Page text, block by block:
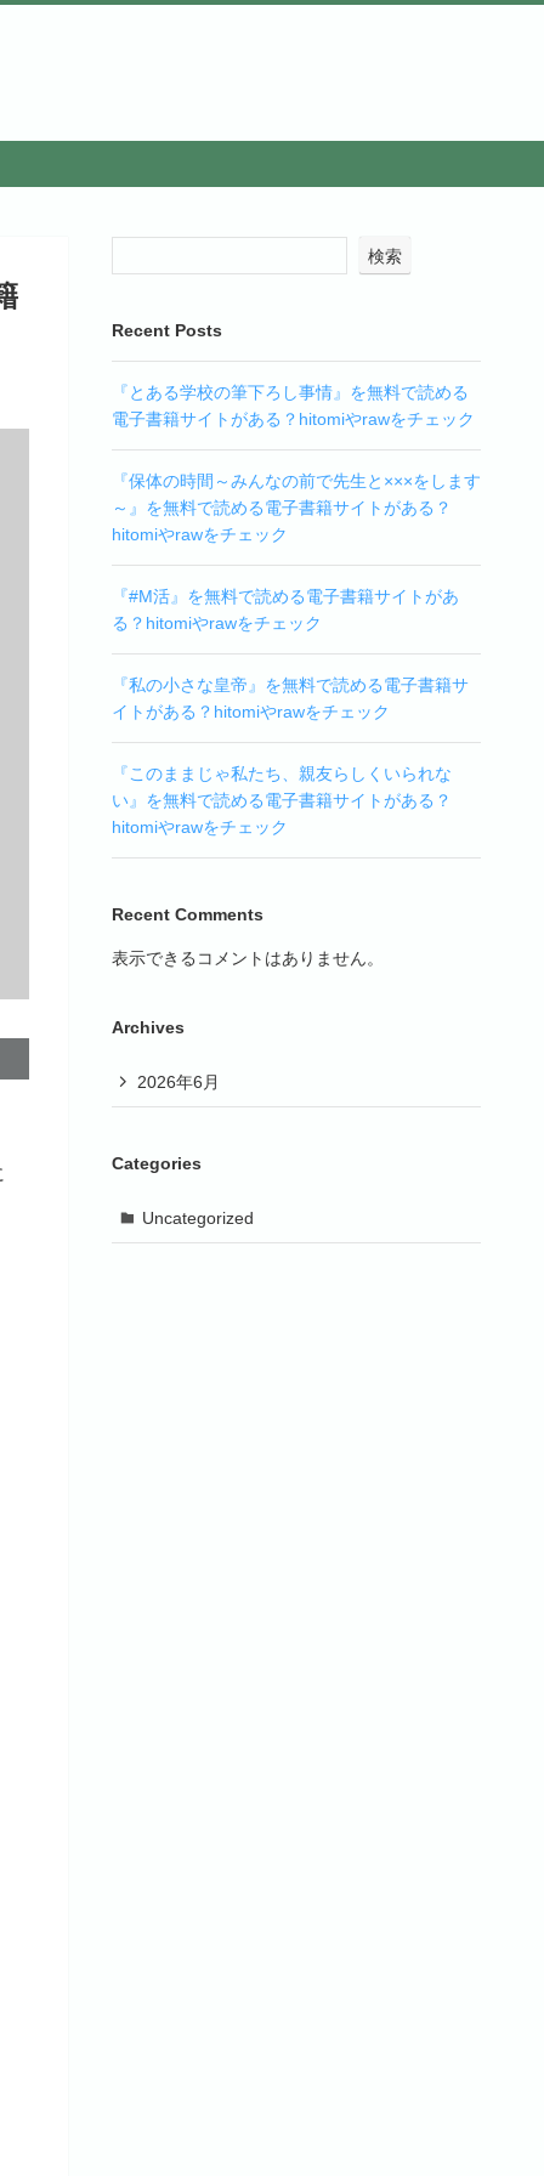
検索
Recent Posts
『とある学校の筆下ろし事情』を無料で読める
電子書籍サイトがある？hitomiやrawをチェック
『保体の時間～みんなの前で先生と×××をします
～』を無料で読める電子書籍サイトがある？
hitomiやrawをチェック
『#M活』を無料で読める電子書籍サイトがあ
る？hitomiやrawをチェック
『私の小さな皇帝』を無料で読める電子書籍サ
イトがある？hitomiやrawをチェック
『このままじゃ私たち、親友らしくいられな
い』を無料で読める電子書籍サイトがある？
hitomiやrawをチェック
Recent Comments
表示できるコメントはありません。
Archives
2026年6月
Categories
Uncategorized